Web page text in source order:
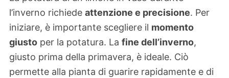
l’inverno richiede attenzione e precisione. Per
iniziare, è importante scegliere il momento
giusto per la potatura. La fine dell’inverno,
giusto prima della primavera, è ideale. Ciò
permette alla pianta di guarire rapidamente e di